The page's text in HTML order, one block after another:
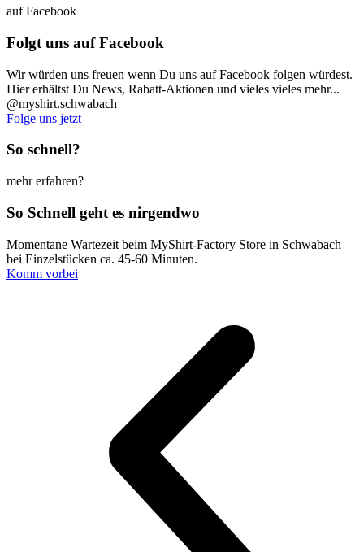
auf Facebook
Folgt uns auf Facebook
Wir würden uns freuen wenn Du uns auf Facebook folgen würdest.
Hier erhältst Du News, Rabatt-Aktionen und vieles vieles mehr...
@myshirt.schwabach
Folge uns jetzt
So schnell?
mehr erfahren?
So Schnell geht es nirgendwo
Momentane Wartezeit beim MyShirt-Factory Store in Schwabach
bei Einzelstücken ca. 45-60 Minuten.
Komm vorbei